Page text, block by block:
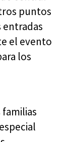
puntos
entradas
el evento
los
familias